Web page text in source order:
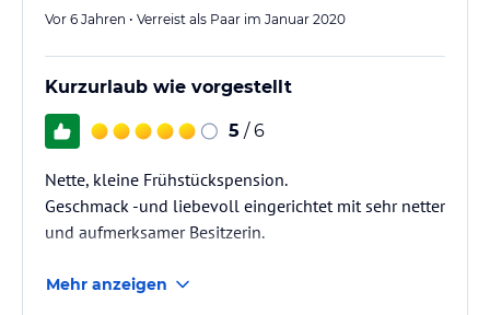
Vor 6 Jahren • Verreist als Paar im Januar 2020
Kurzurlaub wie vorgestellt
5 / 6
Nette, kleine Frühstückspension.
Geschmack -und liebevoll eingerichtet mit sehr netter
und aufmerksamer Besitzerin.
Mehr anzeigen